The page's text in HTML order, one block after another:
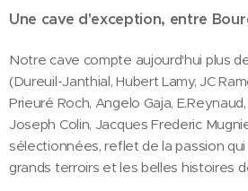
Une cave d'exception, entre
Notre cave compte aujourd'hui plus
(Dureuil-Janthial, Hubert Lamy, JC
Prieuré Roch, Angelo Gaja,
Joseph Colin, Jacques Frederic
sélectionnées, reflet de la passion
grands terroirs et les belles histoires